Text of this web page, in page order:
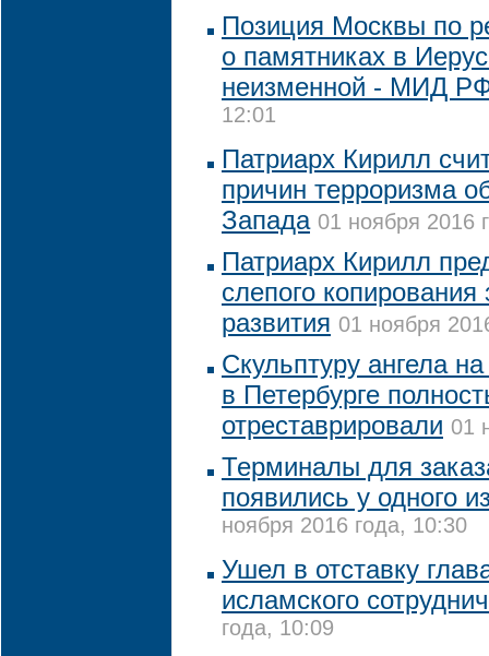
Позиция Москвы по
о памятниках в
неизменной - МИД
12:01
Патриарх Кирилл
причин терроризма
Запада 01 ноября 2016
Патриарх Кирилл
слепого
развития 01 ноября
Скульптуру ангела
в Петербурге
отреставрировали 01
Терминалы для
появились у одного
ноября 2016 года, 10:30
Ушел в отставку
исламского
года, 10:09